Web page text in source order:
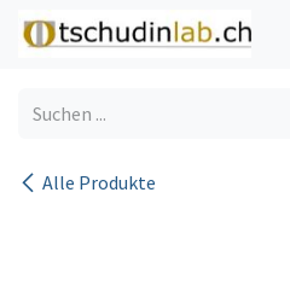
Zum Inhalt springen
Alle Produkte